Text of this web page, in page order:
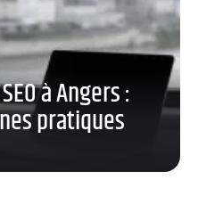
à Angers :
pratiques